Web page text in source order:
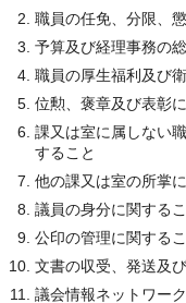
職員の任免、分限、
予算及び経理事務の
職員の厚生福利及び
位勲、褒章及び表彰
課又は室に属しない
すること
他の課又は室の所掌
議員の身分に関する
公印の管理に関する
文書の収受、発送及
議会情報ネットワー